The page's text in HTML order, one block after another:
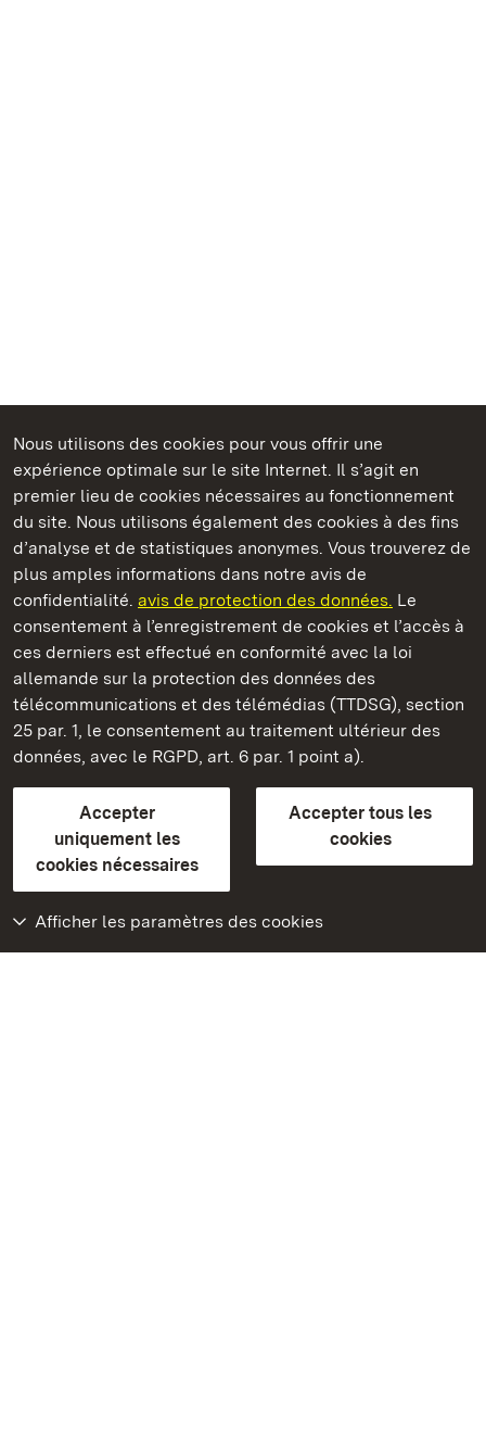
Nous utilisons des cookies pour vous offrir une
expérience optimale sur le site Internet. Il s’agit en
premier lieu de cookies nécessaires au fonctionnement
du site. Nous utilisons également des cookies à des fins
d’analyse et de statistiques anonymes. Vous trouverez de
plus amples informations dans notre avis de
confidentialité. avis de protection des données. Le
consentement à l’enregistrement de cookies et l’accès à
ces derniers est effectué en conformité avec la loi
allemande sur la protection des données des
télécommunications et des télémédias (TTDSG), section
25 par. 1, le consentement au traitement ultérieur des
données, avec le RGPD, art. 6 par. 1 point a).
Accepter
uniquement les
cookies nécessaires
Accepter tous les
cookies
Afficher les paramètres des cookies
Châteaux et jardins publics du Bade-Wurtemberg
Staatliche Schlösser und Gärten Baden‑Württemberg
Châteaux et jardins publics du Bade-Wurtemberg
ContactFAQ et réponsesMentions légales
Protection des données
Explications sur l’accessibilité
BITV-konform (geprüfte Seiten)
plus loin
Accueil
Monuments
Rendez-nous visite